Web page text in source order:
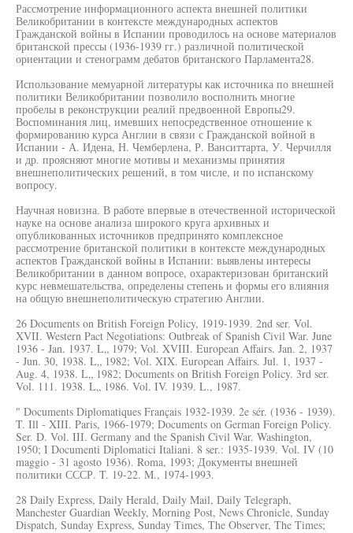
Рассмотрение информационного аспекта внешней политики
Великобритании в контексте международных аспектов
Гражданской войны в Испании проводилось на основе материалов
британской прессы (1936-1939 гг.) различной политической
ориентации и стенограмм дебатов британского Парламента28.
Использование мемуарной литературы как источника по внешней
политики Великобритании позволило восполнить многие
пробелы в реконструкции реалий предвоенной Европы29.
Воспоминания лиц, имевших непосредственное отношение к
формированию курса Англии в связи с Гражданской войной в
Испании - А. Идена, Н. Чемберлена, Р. Ванситтарта, У. Черчилля
и др. проясняют многие мотивы и механизмы принятия
внешнеполитических решений, в том числе, и по испанскому
вопросу.
Научная новизна. В работе впервые в отечественной исторической
науке на основе анализа широкого круга архивных и
опубликованных источников предпринято комплексное
рассмотрение британской политики в контексте международных
аспектов Гражданской войны в Испании: выявлены интересы
Великобритании в данном вопросе, охарактеризован британский
курс невмешательства, определены степень и формы его влияния
на общую внешнеполитическую стратегию Англии.
26 Documents on British Foreign Policy, 1919-1939. 2nd ser. Vol.
XVII. Western Pact Negotiations: Outbreak of Spanish Civil War. June
1936 - Jan. 1937. L„ 1979; Vol. XVIII. European Affairs. Jan. 2, 1937
- Jun. 30, 1938. L„ 1982; Vol. XIX. European Affairs. Jul. 1, 1937 -
Aug. 4, 1938. L„ 1982; Documents on British Foreign Policy. 3rd ser.
Vol. 111. 1938. L„ 1986. Vol. IV. 1939. L., 1987.
" Documents Diplomatiques Français 1932-1939. 2e sér. (1936 - 1939).
T. Ill - XIII. Paris, 1966-1979; Documents on German Foreign Policy.
Ser. D. Vol. III. Germany and the Spanish Civil War. Washington,
1950; I Documenti Diplomatici Italiani. 8 ser.: 1935-1939. Vol. IV (10
maggio - 31 agosto 1936). Roma, 1993; Документы внешней
политики СССР. T. 19-22. M., 1974-1993.
28 Daily Express, Daily Herald, Daily Mail, Daily Telegraph,
Manchester Guardian Weekly, Morning Post, News Chronicle, Sunday
Dispatch, Sunday Express, Sunday Times, The Observer, The Times;